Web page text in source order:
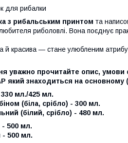
для рибалки
з рибальським принтом та
риболовлі. Вона поєднує
й красива — стане улюбленим
уважно прочитайте опис, умови
який знаходиться на основному
330 мл./425 мл.
(біла, срібло) - 300 мл.
(білий, срібло) - 480 мл.
500 мл.
- 500 мл.